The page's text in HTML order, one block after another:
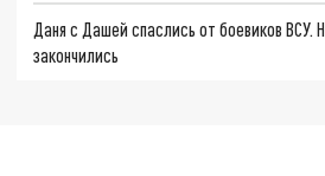
Даня с Дашей спаслись от боевиков
закончились